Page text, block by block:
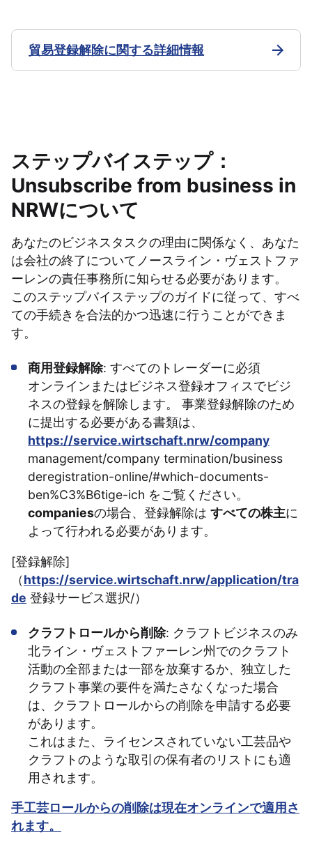
貿易登録解除に関する詳細情報
ステップバイステップ：
Unsubscribe from business in
NRWについて
あなたのビジネスタスクの理由に関係なく、あなた
は会社の終了についてノースライン・ヴェストファ
ーレンの責任事務所に知らせる必要があります。
このステップバイステップのガイドに従って、すべ
ての手続きを合法的かつ迅速に行うことができま
す。
商用登録解除: すべてのトレーダーに必須
オンラインまたはビジネス登録オフィスでビジ
ネスの登録を解除します。 事業登録解除のため
に提出する必要がある書類は、
https://service.wirtschaft.nrw/company
management/company termination/business
deregistration-online/#which-documents-
ben%C3%B6tige-ich をご覧ください。
companiesの場合、登録解除は すべての株主に
よって行われる必要があります。
[登録解除]
（https://service.wirtschaft.nrw/application/tra
de 登録サービス選択/）
クラフトロールから削除: クラフトビジネスのみ
北ライン・ヴェストファーレン州でのクラフト
活動の全部または一部を放棄するか、独立した
クラフト事業の要件を満たさなくなった場合
は、クラフトロールからの削除を申請する必要
があります。
これはまた、ライセンスされていない工芸品や
クラフトのような取引の保有者のリストにも適
用されます。
手工芸ロールからの削除は現在オンラインで適用さ
れます。